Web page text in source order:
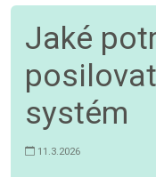
Jaké
systém
11.3.2026